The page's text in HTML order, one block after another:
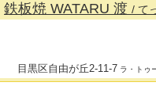
鉄板焼 WATARU 渡/ て
目黒区自由が丘2-11-7 ラ・トゥ